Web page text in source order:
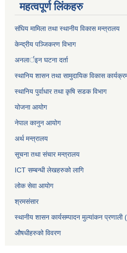
महत्वपूर्ण लिंकहरु
संघिय मामिला तथा स्थानीय विकास मन्त्रालय
केन्द्रीय पञ्जिकरण विभाग
अनलार्इन घटना दर्ता
स्थानिय शासन तथा सामुदायिक विकास
स्थानिय पुर्वाधार तथा कृषि सडक विभाग
योजना आयोग
नेपाल कानुन आयोग
अर्थ मन्त्रालय
सूचना तथा संचार मन्त्रालय
ICT सम्बन्धी लेखहरुको लागि
लोक सेवा आयोग
श्रमसंसार
स्थानीय शासन कार्यसम्पादन मुल्यांकन
औषधीहरुको विवरण